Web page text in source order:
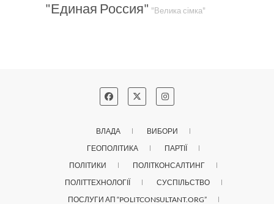
"Единая Россия" "Велика сімка"
ВЛАДА
ВИБОРИ
ГЕОПОЛІТИКА
ПАРТІЇ
ПОЛІТИКИ
ПОЛІТКОНСАЛТИНГ
ПОЛІТТЕХНОЛОГІЇ
СУСПІЛЬСТВО
ПОСЛУГИ АП “POLITCONSULTANT.ORG”